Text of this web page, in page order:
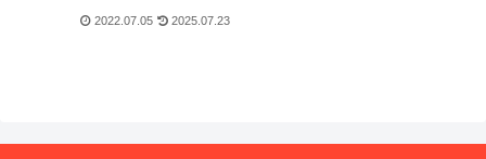
2022.07.05 2025.07.23